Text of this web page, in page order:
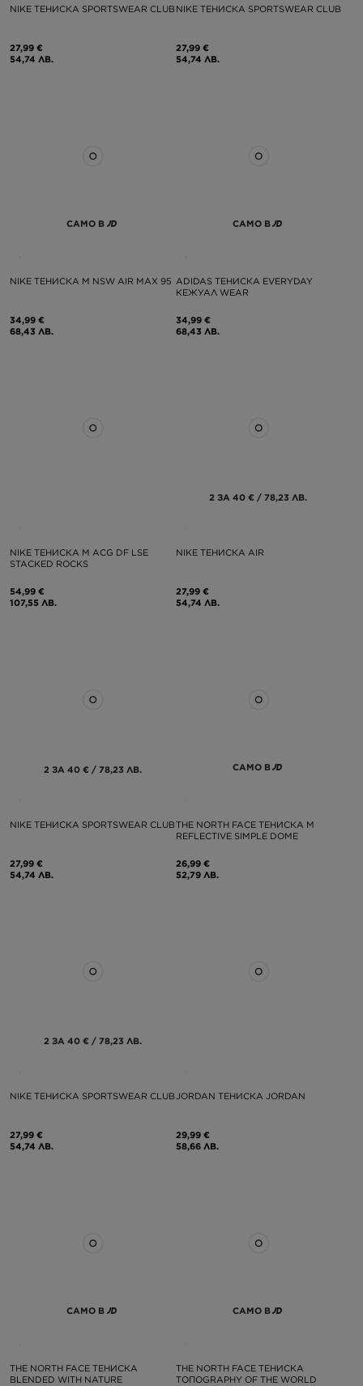
NIKE ТЕНИСКА SPORTSWEAR CLUB
27,99 €
54,74 ЛВ.
NIKE ТЕНИСКА SPORTSWEAR CLUB
27,99 €
54,74 ЛВ.
САМО В
NIKE ТЕНИСКА M NSW AIR MAX 95
34,99 €
68,43 ЛВ.
САМО В
ADIDAS ТЕНИСКА EVERYDAY
КЕЖУАЛ WEAR
34,99 €
68,43 ЛВ.
NIKE ТЕНИСКА M ACG DF LSE
STACKED ROCKS
54,99 €
107,55 ЛВ.
2 ЗА 40 € / 78,23 ЛВ.
NIKE ТЕНИСКА AIR
27,99 €
54,74 ЛВ.
2 ЗА 40 € / 78,23 ЛВ.
NIKE ТЕНИСКА SPORTSWEAR CLUB
27,99 €
54,74 ЛВ.
САМО В
THE NORTH FACE ТЕНИСКА M
REFLECTIVE SIMPLE DOME
26,99 €
52,79 ЛВ.
2 ЗА 40 € / 78,23 ЛВ.
NIKE ТЕНИСКА SPORTSWEAR CLUB
27,99 €
54,74 ЛВ.
JORDAN ТЕНИСКА JORDAN
29,99 €
58,66 ЛВ.
САМО В
THE NORTH FACE ТЕНИСКА
BLENDED WITH NATURE
САМО В
THE NORTH FACE ТЕНИСКА
ТОПOGRAPHY OF THE WORLD